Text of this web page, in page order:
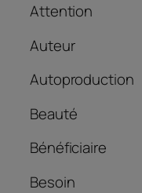
Attention
Auteur
Autoproduction
Beauté
Bénéficiaire
Besoin